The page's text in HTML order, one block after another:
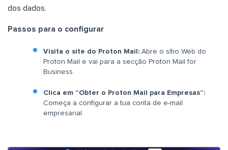
dos dados.
Passos para o configurar
Visita o site do Proton Mail: Abre o sítio Web do
Proton Mail e vai para a secção Proton Mail for
Business.
Clica em “Obter o Proton Mail para Empresas”:
Começa a configurar a tua conta de e-mail
empresarial.